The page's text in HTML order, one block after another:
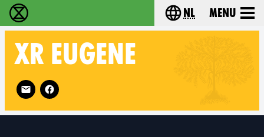
Extinction Rebellion - Home Choose your
nl Menu
XR EUGENE
Follow XR Eugene on